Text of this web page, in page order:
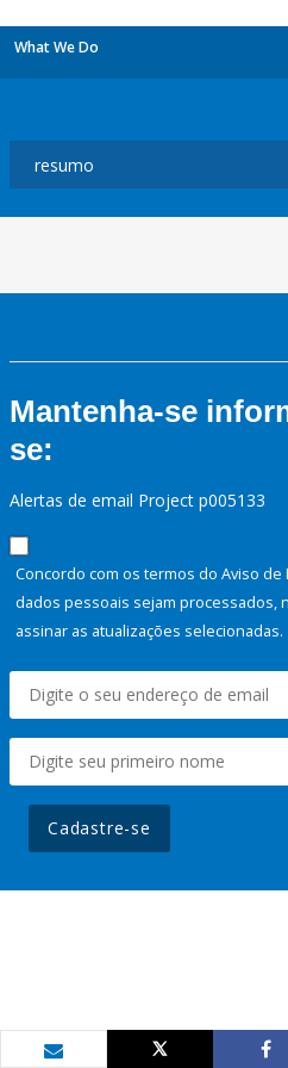
What We Do
Mantenha-se
se:
Alertas de email Project p005133
Concordo com os termos do Aviso
dados pessoais sejam processados,
assinar as atualizações selecionadas.
Cadastre-se